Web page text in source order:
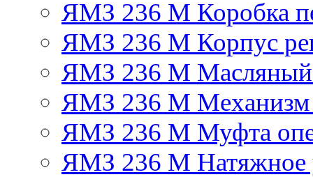
ЯМЗ 236 М Коробка
ЯМЗ 236 М Корпус
ЯМЗ 236 М Масляный
ЯМЗ 236 М Механизм
ЯМЗ 236 М Муфта
ЯМЗ 236 М Натяжное